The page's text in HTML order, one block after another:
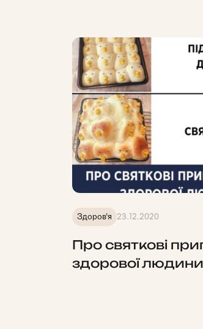
Здоров'я 23.12.2020
Про святкові
здорової людини